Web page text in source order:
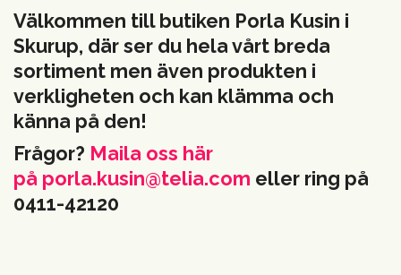
Välkommen till butiken Porla Kusin i
Skurup, där ser du hela vårt breda
sortiment men även produkten i
verkligheten och kan klämma och
känna på den!
Frågor? Maila oss här
på porla.kusin@telia.com eller ring på
0411-42120